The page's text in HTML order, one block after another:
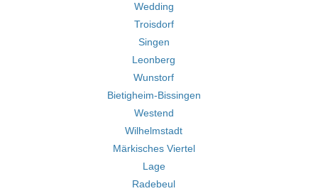
Wedding
Troisdorf
Singen
Leonberg
Wunstorf
Bietigheim-Bissingen
Westend
Wilhelmstadt
Märkisches Viertel
Lage
Radebeul